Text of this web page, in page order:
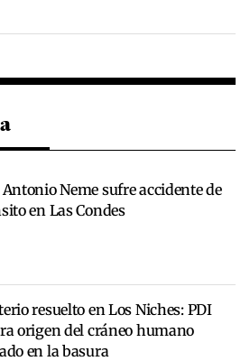
Antonio Neme sufre accidente de
en Las Condes
resuelto en Los Niches: PDI
origen del cráneo humano
en la basura